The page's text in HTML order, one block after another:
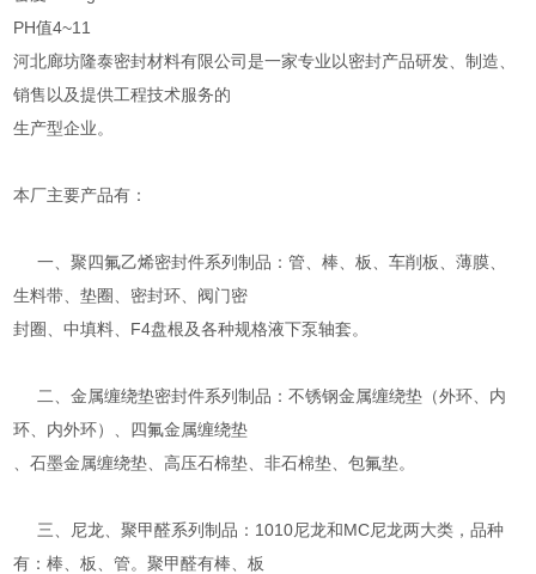
PH值4~11
河北廊坊隆泰密封材料有限公司是一家专业以密封产品研发、制造、
销售以及提供工程技术服务的
生产型企业。
本厂主要产品有：
一、聚四氟乙烯密封件系列制品：管、棒、板、车削板、薄膜、
生料带、垫圈、密封环、阀门密
封圈、中填料、F4盘根及各种规格液下泵轴套。
二、金属缠绕垫密封件系列制品：不锈钢金属缠绕垫（外环、内
环、内外环）、四氟金属缠绕垫
、石墨金属缠绕垫、高压石棉垫、非石棉垫、包氟垫。
三、尼龙、聚甲醛系列制品：1010尼龙和MC尼龙两大类，品种
有：棒、板、管。聚甲醛有棒、板